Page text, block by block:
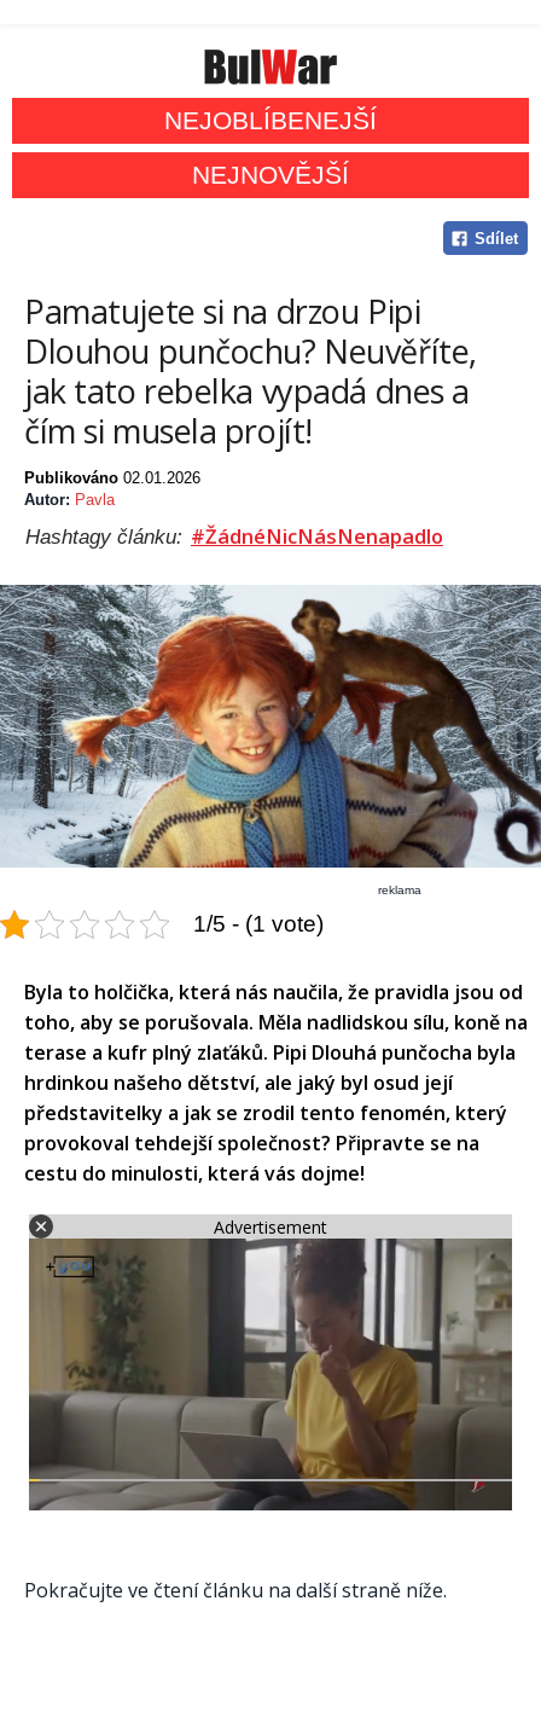
NEJOBLÍBENEJŠÍ
NEJNOVĚJŠÍ
Sdílet
Pamatujete si na drzou Pipi
Dlouhou punčochu? Neuvěříte,
jak tato rebelka vypadá dnes a
čím si musela projít!
Publikováno 02.01.2026
Autor: Pavla
Hashtagy článku: #ŽádnéNicNásNenapadlo
reklama
1/5 - (1 vote)
Byla to holčička, která nás naučila, že pravidla jsou od
toho, aby se porušovala. Měla nadlidskou sílu, koně na
terase a kufr plný zlaťáků. Pipi Dlouhá punčocha byla
hrdinkou našeho dětství, ale jaký byl osud její
představitelky a jak se zrodil tento fenomén, který
provokoval tehdejší společnost? Připravte se na
cestu do minulosti, která vás dojme!
Advertisement
Pokračujte ve čtení článku na další straně níže.